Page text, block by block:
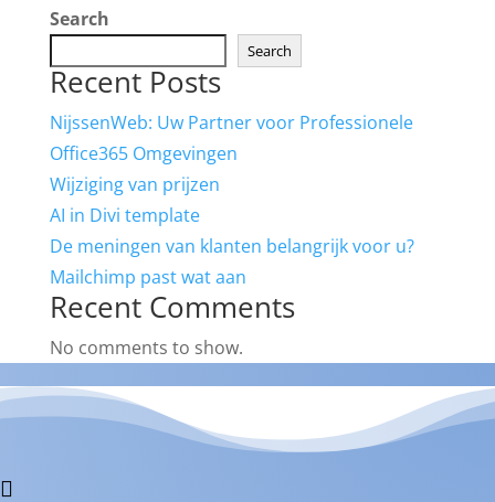
Search
Search
Recent Posts
NijssenWeb: Uw Partner voor Professionele
Office365 Omgevingen
Wijziging van prijzen
AI in Divi template
De meningen van klanten belangrijk voor u?
Mailchimp past wat aan
Recent Comments
No comments to show.
